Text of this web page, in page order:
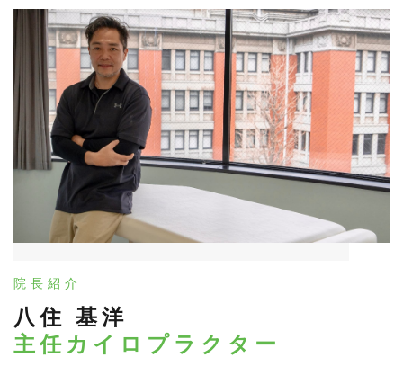
院長紹介
八住 基洋
主任カイロプラクター